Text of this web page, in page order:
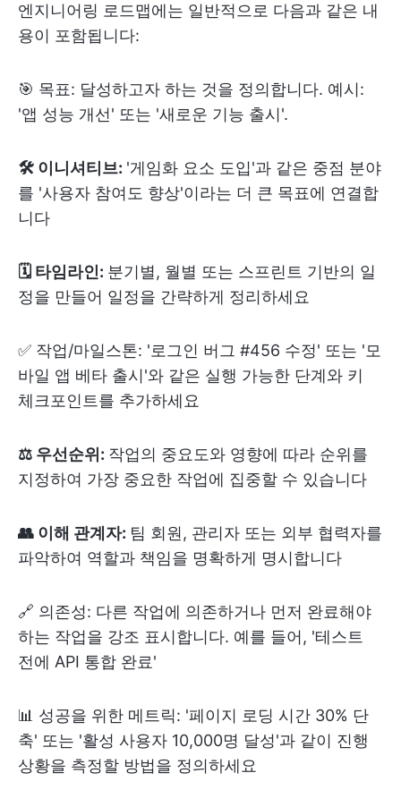
엔지니어링 로드맵에는 일반적으로 다음과 같은 내
용이 포함됩니다:
🎯 목표: 달성하고자 하는 것을 정의합니다. 예시:
'앱 성능 개선' 또는 '새로운 기능 출시'.
🛠️ 이니셔티브: '게임화 요소 도입'과 같은 중점 분야
를 '사용자 참여도 향상'이라는 더 큰 목표에 연결합
니다
🗓️ 타임라인: 분기별, 월별 또는 스프린트 기반의 일
정을 만들어 일정을 간략하게 정리하세요
✅ 작업/마일스톤: '로그인 버그 #456 수정' 또는 '모
바일 앱 베타 출시'와 같은 실행 가능한 단계와 키
체크포인트를 추가하세요
⚖️ 우선순위: 작업의 중요도와 영향에 따라 순위를
지정하여 가장 중요한 작업에 집중할 수 있습니다
👥 이해 관계자: 팀 회원, 관리자 또는 외부 협력자를
파악하여 역할과 책임을 명확하게 명시합니다
🔗 의존성: 다른 작업에 의존하거나 먼저 완료해야
하는 작업을 강조 표시합니다. 예를 들어, '테스트
전에 API 통합 완료'
📊 성공을 위한 메트릭: '페이지 로딩 시간 30% 단
축' 또는 '활성 사용자 10,000명 달성'과 같이 진행
상황을 측정할 방법을 정의하세요